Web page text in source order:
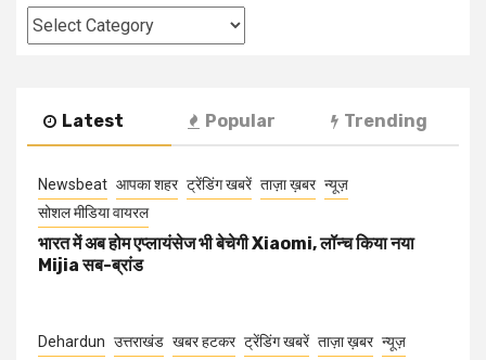
Categories
Latest Popular Trending
Newsbeat आपका शहर ट्रेंडिंग खबरें ताज़ा ख़बर न्यूज़
सोशल मीडिया वायरल
भारत में अब होम एप्लायंसेज भी बेचेगी Xiaomi, लॉन्च किया नया
Mijia सब-ब्रांड
Dehardun उत्तराखंड खबर हटकर ट्रेंडिंग खबरें ताज़ा ख़बर न्यूज़